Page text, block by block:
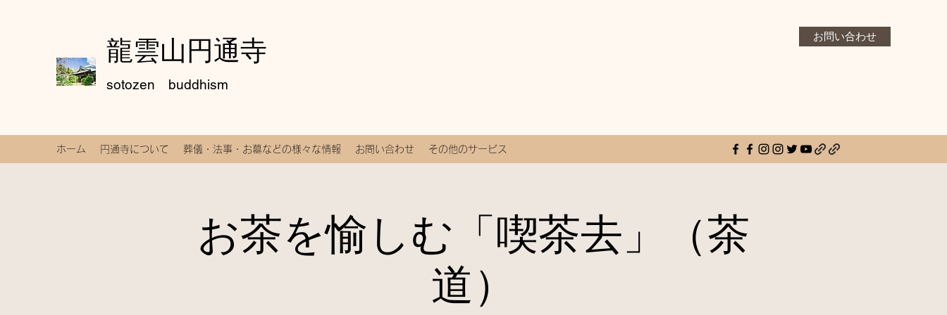
龍雲山円通寺
sotozen buddhism
お問い合わせ
ホーム 円通寺について 葬儀・法事・お墓などの様々な情報 お問い合わせ その他のサービス
お茶を愉しむ「喫茶去」（茶
道）